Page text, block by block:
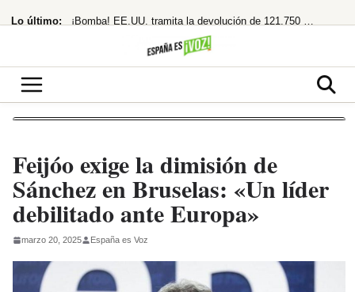
al Lo último: ¡Bomba! EE.UU. tramita la devolución de 121.750 millones por aranceles de Trump
¡Acusa una trama digital y deja un legado en llamas!
Feijóo exige la dimisión de
Sánchez en Bruselas: «Un líder
debilitado ante Europa»
marzo 20, 2025 España es Voz